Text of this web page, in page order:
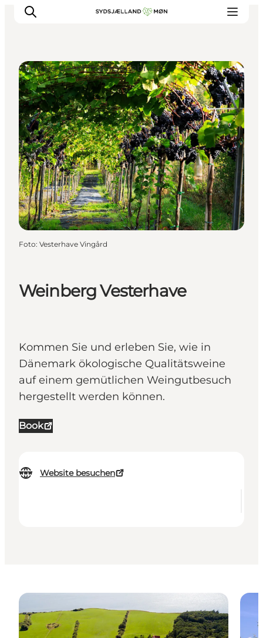
Erleben
Städte und Orte
Events
Essen
Unterkunft
Reise planen
Weinberg Vesterhave
Kommen Sie und erleben Sie, wie in
Dänemark ökologische Qualitätsweine
auf einem gemütlichen Weingutbesuch
hergestellt werden können.
Book
Website besuchen
Örtliche Geschmackserlebnisse
Foto: Vesterhave Vingård